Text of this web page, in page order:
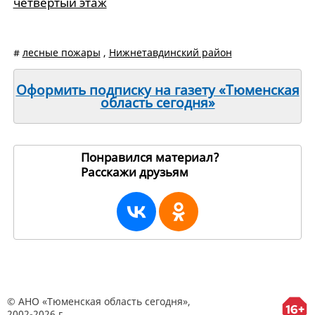
# лесные пожары , Нижнетавдинский район
Оформить подписку на газету «Тюменская
область сегодня»
Понравился материал?
Расскажи друзьям
© АНО «Тюменская область сегодня»,